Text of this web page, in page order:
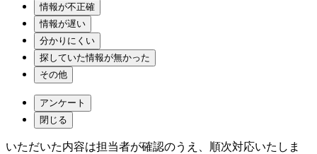
情報が不正確
情報が遅い
分かりにくい
探していた情報が無かった
その他
アンケート
閉じる
いただいた内容は担当者が確認のうえ、順次対応いたしま